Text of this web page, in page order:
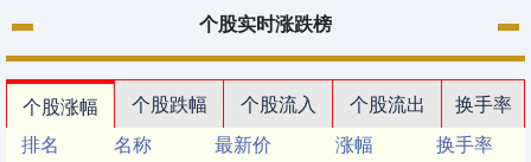
个股实时涨跌榜
个股涨幅 个股跌幅 个股流入 个股流出
换手率
排名
名称 最新价 涨幅
换手率